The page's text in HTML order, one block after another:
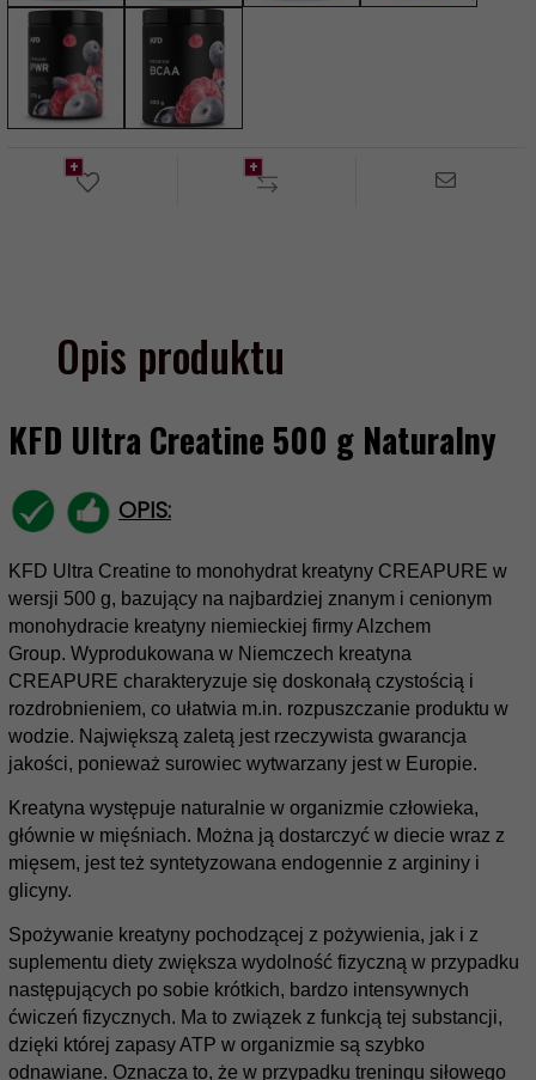
Opis produktu
KFD Ultra Creatine 500 g Naturalny
OPIS:
KFD Ultra Creatine to monohydrat kreatyny CREAPURE w
wersji 500 g, bazujący na najbardziej znanym i cenionym
monohydracie kreatyny niemieckiej firmy Alzchem
Group. Wyprodukowana w Niemczech kreatyna
CREAPURE charakteryzuje się doskonałą czystością i
rozdrobnieniem, co ułatwia m.in. rozpuszczanie produktu w
wodzie. Największą zaletą jest rzeczywista gwarancja
jakości, ponieważ surowiec wytwarzany jest w Europie.
Kreatyna występuje naturalnie w organizmie człowieka,
głównie w mięśniach. Można ją dostarczyć w diecie wraz z
mięsem, jest też syntetyzowana endogennie z argininy i
glicyny.
Spożywanie kreatyny pochodzącej z pożywienia, jak i z
suplementu diety zwiększa wydolność fizyczną w przypadku
następujących po sobie krótkich, bardzo intensywnych
ćwiczeń fizycznych. Ma to związek z funkcją tej substancji,
dzięki której zapasy ATP w organizmie są szybko
odnawiane. Oznacza to, że w przypadku treningu siłowego